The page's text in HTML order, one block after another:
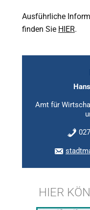
Ausführliche
finden Sie HIER.
Amt für
HIER